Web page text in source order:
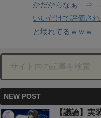
かだからなぁ ⇒
いいだけで評価さ
と壊れてるｗｗｗ
NEW POST
【議論】実